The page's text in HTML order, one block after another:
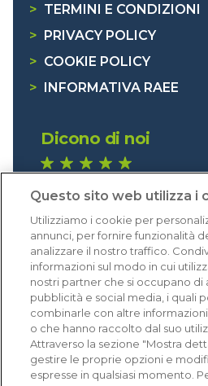
> TERMINI E CONDIZIONI
>
PRIVACY POLICY
> COOKIE POLICY
>
INFORMATIVA RAEE
Dicono di noi
Eccellente (4,8)
Acquisti verificati
Questo sito web utilizza i
Utilizziamo i cookie per
annunci, per fornire funzionalità
analizzare il nostro traffico.
informazioni sul modo in cui
nostri partner che si occupano di
pubblicità e social media, i quali
combinarle con altre
o che hanno raccolto dal suo
Attraverso la sezione "Mostra
gestire le proprie opzioni e
espresse in qualsiasi momento.